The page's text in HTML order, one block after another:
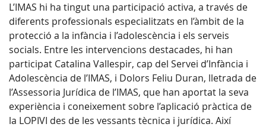
L’IMAS hi ha tingut una participació activa, a través de
diferents professionals especialitzats en l’àmbit de la
protecció a la infància i l’adolescència i els serveis
socials. Entre les intervencions destacades, hi han
participat Catalina Vallespir, cap del Servei d’Infància i
Adolescència de l’IMAS, i Dolors Feliu Duran, lletrada de
l’Assessoria Jurídica de l’IMAS, que han aportat la seva
experiència i coneixement sobre l’aplicació pràctica de
la LOPIVI des de les vessants tècnica i jurídica. Així